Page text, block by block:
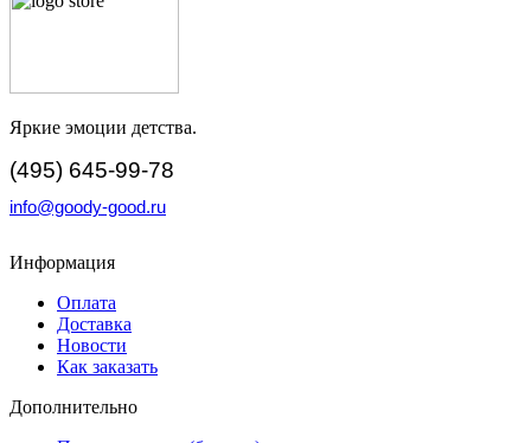
Яркие эмоции детства.
(495) 645-99-78
info@goody-good.ru
Информация
Оплата
Доставка
Новости
Как заказать
Дополнительно